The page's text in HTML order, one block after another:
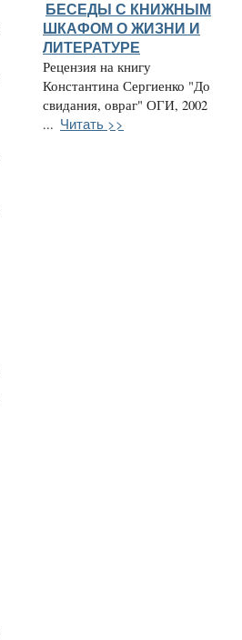
БЕСЕДЫ С КНИЖНЫМ
ШКАФОМ О ЖИЗНИ И
ЛИТЕРАТУРЕ
Рецензия на книгу
Константина Сергиенко "До
свидания, овраг" ОГИ, 2002
... Читать >>